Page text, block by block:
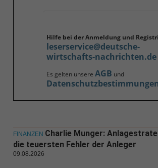
Hilfe bei der Anmeldung und
leserservice@deutsche-
wirtschafts-nachrichten.de
Es gelten unsere AGB und
FINANZEN Charlie Munger:
die teuersten Fehler der Anleger
09.08.2026